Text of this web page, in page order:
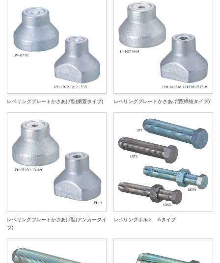
レベリングプレートかさあげ型(据置タイプ) レベリングプレートかさあげ型(締結タイプ)
レベリングプレートかさあげ型(アンカータイ
プ)
レベリングボルト Aタイプ